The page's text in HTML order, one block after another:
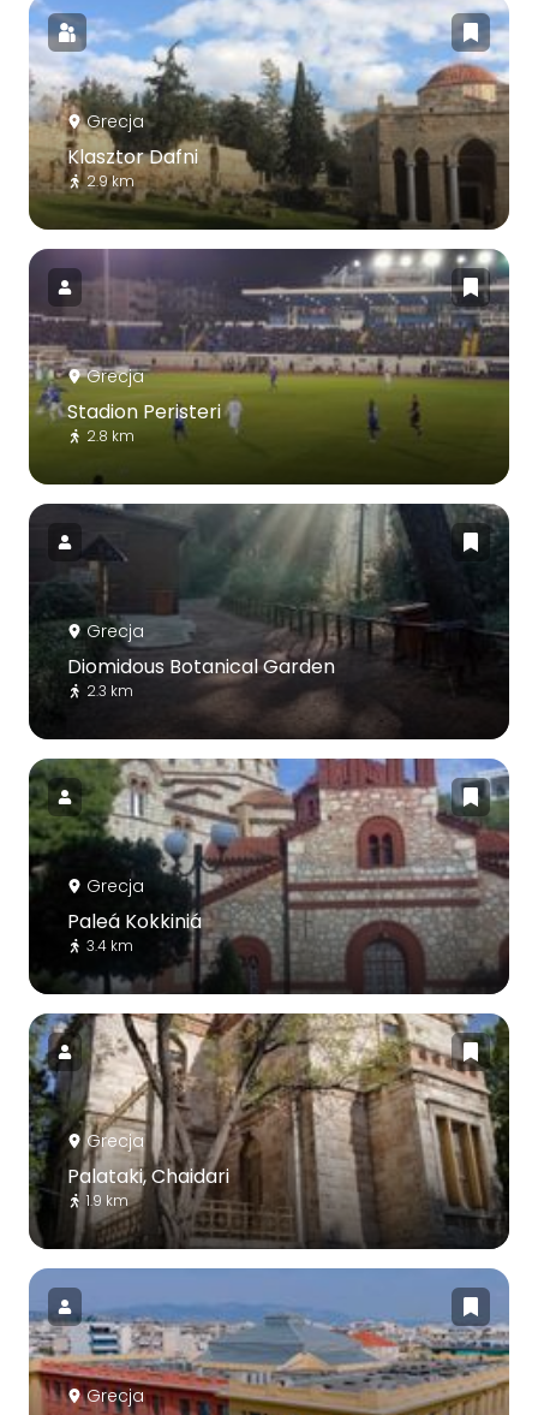
Grecja
Klasztor Dafni
2.9 km
Grecja
Stadion Peristeri
2.8 km
Grecja
Diomidous Botanical Garden
2.3 km
Grecja
Paleá Kokkiniá
3.4 km
Grecja
Palataki, Chaidari
1.9 km
Grecja